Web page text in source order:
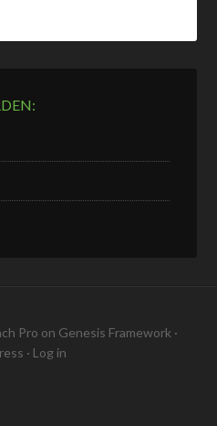
Pro on Genesis Framework ·
· Log in